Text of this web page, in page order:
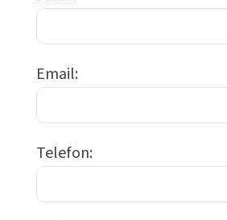
Email
Telefon